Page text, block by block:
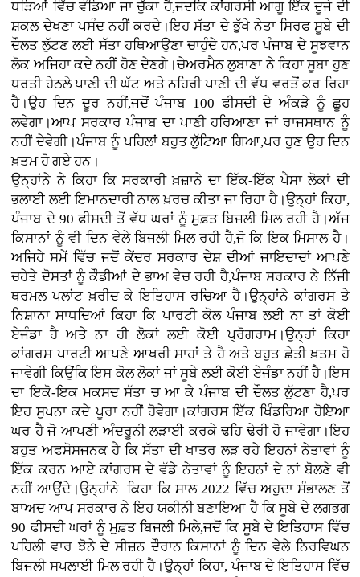
ਧੜਿਆਂ ਵਿੱਚ ਵੰਡਿਆ ਜਾ ਚੁੱਕਾ ਹੈ,ਜਦਕਿ ਕਾਂਗਰਸੀ ਆਗੂ ਇੱਕ ਦੂਜੇ ਦੀ
ਸ਼ਕਲ ਦੇਖਣਾ ਪਸੰਦ ਨਹੀਂ ਕਰਦੇ।ਇਹ ਸੱਤਾ ਦੇ ਭੁੱਖੇ ਨੇਤਾ ਸਿਰਫ ਸੂਬੇ ਦੀ
ਦੌਲਤ ਲੁੱਟਣ ਲਈ ਸੱਤਾ ਹਥਿਆਉਣਾ ਚਾਹੁੰਦੇ ਹਨ,ਪਰ ਪੰਜਾਬ ਦੇ ਸੂਝਵਾਨ
ਲੋਕ ਅਜਿਹਾ ਕਦੇ ਨਹੀਂ ਹੋਣ ਦੇਣਗੇ।ਚੇਅਰਮੈਨ ਲੁਬਾਣਾ ਨੇ ਕਿਹਾ ਸੂਬਾ ਹੁਣ
ਧਰਤੀ ਹੇਠਲੇ ਪਾਣੀ ਦੀ ਘੱਟ ਅਤੇ ਨਹਿਰੀ ਪਾਣੀ ਦੀ ਵੱਧ ਵਰਤੋਂ ਕਰ ਰਿਹਾ
ਹੈ।ਉਹ ਦਿਨ ਦੂਰ ਨਹੀਂ,ਜਦੋਂ ਪੰਜਾਬ 100 ਫੀਸਦੀ ਦੇ ਅੰਕੜੇ ਨੂੰ ਛੂਹ
ਲਵੇਗਾ।ਆਪ ਸਰਕਾਰ ਪੰਜਾਬ ਦਾ ਪਾਣੀ ਹਰਿਆਣਾ ਜਾਂ ਰਾਜਸਥਾਨ ਨੂੰ
ਨਹੀਂ ਦੇਵੇਗੀ।ਪੰਜਾਬ ਨੂੰ ਪਹਿਲਾਂ ਬਹੁਤ ਲੁੱਟਿਆ ਗਿਆ,ਪਰ ਹੁਣ ਉਹ ਦਿਨ
ਖ਼ਤਮ ਹੋ ਗਏ ਹਨ।
ਉਨ੍ਹਾਂਨੇ ਨੇ ਕਿਹਾ ਕਿ ਸਰਕਾਰੀ ਖ਼ਜ਼ਾਨੇ ਦਾ ਇੱਕ-ਇੱਕ ਪੈਸਾ ਲੋਕਾਂ ਦੀ
ਭਲਾਈ ਲਈ ਇਮਾਨਦਾਰੀ ਨਾਲ ਖ਼ਰਚ ਕੀਤਾ ਜਾ ਰਿਹਾ ਹੈ।ਉਨ੍ਹਾਂ ਕਿਹਾ,
ਪੰਜਾਬ ਦੇ 90 ਫੀਸਦੀ ਤੋਂ ਵੱਧ ਘਰਾਂ ਨੂੰ ਮੁਫ਼ਤ ਬਿਜਲੀ ਮਿਲ ਰਹੀ ਹੈ।ਅੱਜ
ਕਿਸਾਨਾਂ ਨੂੰ ਵੀ ਦਿਨ ਵੇਲੇ ਬਿਜਲੀ ਮਿਲ ਰਹੀ ਹੈ,ਜੋ ਕਿ ਇਕ ਮਿਸਾਲ ਹੈ।
ਅਜਿਹੇ ਸਮੇਂ ਵਿੱਚ ਜਦੋਂ ਕੇਂਦਰ ਸਰਕਾਰ ਦੇਸ਼ ਦੀਆਂ ਜਾਇਦਾਦਾਂ ਆਪਣੇ
ਚਹੇਤੇ ਦੋਸਤਾਂ ਨੂੰ ਕੌਡੀਆਂ ਦੇ ਭਾਅ ਵੇਚ ਰਹੀ ਹੈ,ਪੰਜਾਬ ਸਰਕਾਰ ਨੇ ਨਿੱਜੀ
ਥਰਮਲ ਪਲਾਂਟ ਖ਼ਰੀਦ ਕੇ ਇਤਿਹਾਸ ਰਚਿਆ ਹੈ।ਉਨ੍ਹਾਂਨੇ ਕਾਂਗਰਸ ਤੇ
ਨਿਸ਼ਾਨਾ ਸਾਧਦਿਆਂ ਕਿਹਾ ਕਿ ਪਾਰਟੀ ਕੋਲ ਪੰਜਾਬ ਲਈ ਨਾ ਤਾਂ ਕੋਈ
ਏਜੰਡਾ ਹੈ ਅਤੇ ਨਾ ਹੀ ਲੋਕਾਂ ਲਈ ਕੋਈ ਪ੍ਰੋਗਰਾਮ।ਉਨ੍ਹਾਂ ਕਿਹਾ
ਕਾਂਗਰਸ ਪਾਰਟੀ ਆਪਣੇ ਆਖਰੀ ਸਾਹਾਂ ਤੇ ਹੈ ਅਤੇ ਬਹੁਤ ਛੇਤੀ ਖ਼ਤਮ ਹੋ
ਜਾਵੇਗੀ ਕਿਉਂਕਿ ਇਸ ਕੋਲ ਲੋਕਾਂ ਜਾਂ ਸੂਬੇ ਲਈ ਕੋਈ ਏਜੰਡਾ ਨਹੀਂ ਹੈ।ਇਸ
ਦਾ ਇਕੋ-ਇਕ ਮਕਸਦ ਸੱਤਾ ਚ ਆ ਕੇ ਪੰਜਾਬ ਦੀ ਦੌਲਤ ਲੁੱਟਣਾ ਹੈ,ਪਰ
ਇਹ ਸੁਪਨਾ ਕਦੇ ਪੂਰਾ ਨਹੀਂ ਹੋਵੇਗਾ।ਕਾਂਗਰਸ ਇੱਕ ਖਿੰਡਰਿਆ ਹੋਇਆ
ਘਰ ਹੈ ਜੋ ਆਪਣੀ ਅੰਦਰੂਨੀ ਲੜਾਈ ਕਰਕੇ ਢਹਿ ਢੇਰੀ ਹੋ ਜਾਵੇਗਾ।ਇਹ
ਬਹੁਤ ਅਫਸੋਸਜਨਕ ਹੈ ਕਿ ਸੱਤਾ ਦੀ ਖਾਤਰ ਲੜ ਰਹੇ ਇਹਨਾਂ ਨੇਤਾਵਾਂ ਨੂੰ
ਇੱਕ ਕਰਨ ਆਏ ਕਾਂਗਰਸ ਦੇ ਵੱਡੇ ਨੇਤਾਵਾਂ ਨੂੰ ਇਹਨਾਂ ਦੇ ਨਾਂ ਬੋਲਣੇ ਵੀ
ਨਹੀਂ ਆਉਂਦੇ।ਉਨ੍ਹਾਂਨੇ ਕਿਹਾ ਕਿ ਸਾਲ 2022 ਵਿੱਚ ਅਹੁਦਾ ਸੰਭਾਲਣ ਤੋਂ
ਬਾਅਦ ਆਪ ਸਰਕਾਰ ਨੇ ਇਹ ਯਕੀਨੀ ਬਣਾਇਆ ਹੈ ਕਿ ਸੂਬੇ ਦੇ ਲਗਭਗ
90 ਫੀਸਦੀ ਘਰਾਂ ਨੂੰ ਮੁਫ਼ਤ ਬਿਜਲੀ ਮਿਲੇ,ਜਦੋਂ ਕਿ ਸੂਬੇ ਦੇ ਇਤਿਹਾਸ ਵਿੱਚ
ਪਹਿਲੀ ਵਾਰ ਝੋਨੇ ਦੇ ਸੀਜ਼ਨ ਦੌਰਾਨ ਕਿਸਾਨਾਂ ਨੂੰ ਦਿਨ ਵੇਲੇ ਨਿਰਵਿਘਨ
ਬਿਜਲੀ ਸਪਲਾਈ ਮਿਲ ਰਹੀ ਹੈ।ਉਨ੍ਹਾਂ ਕਿਹਾ, ਪੰਜਾਬ ਦੇ ਇਤਿਹਾਸ ਵਿੱਚ